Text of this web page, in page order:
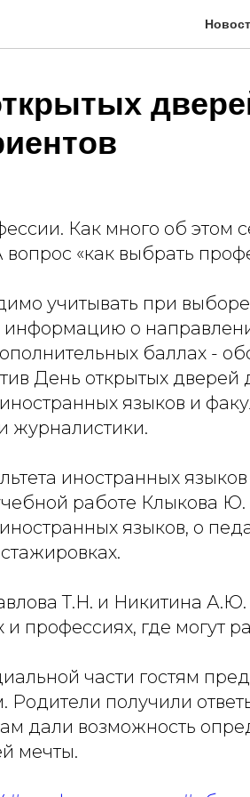
Как много об этом
«как выбрать
учитывать при
информацию о
баллах -
День открытых
языков и
журналистики.
иностранных
работе Клыкова
языков, о
Т.Н. и Никитина А.Ю.
и профессиях, где могут
части гостям
Родители получили
дали возможность
мечты.